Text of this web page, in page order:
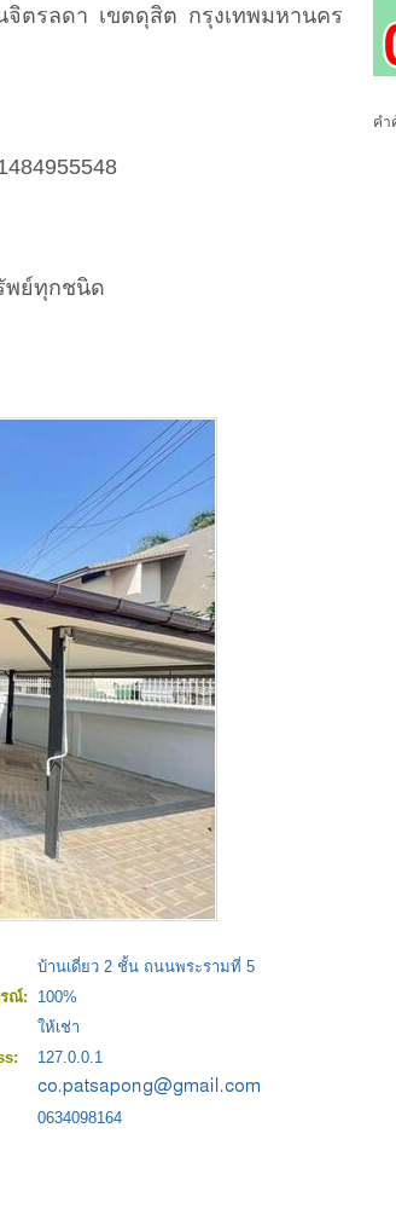
ตรลดา เขตดุสิต กรุงเทพมหานคร
พย์ทุกชนิด
บ้านเดี่ยว 2 ชั้น ถนนพระรามที่ 5
ณ์:
100%
ให้เช่า
127.0.0.1
0634098164
คำ